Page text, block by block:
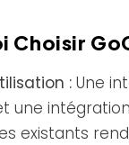
Choisir
: Une
une
existants